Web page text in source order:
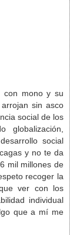
con mono y su
sin asco
social de los
social
y no te da
mil millones de
recoger la
ver con los
individual
que a mí me